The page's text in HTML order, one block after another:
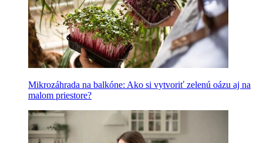
Mikrozáhrada na balkóne: Ako si vytvoriť zelenú oázu aj na
malom priestore?